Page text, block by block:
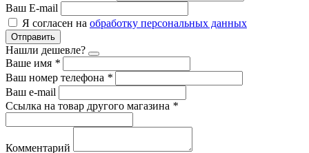
Ваш E-mail
Я согласен на обработку персональных данных
Отправить
Нашли дешевле?
Ваше имя *
Ваш номер телефона *
Ваш e-mail
Ссылка на товар другого магазина *
Комментарий